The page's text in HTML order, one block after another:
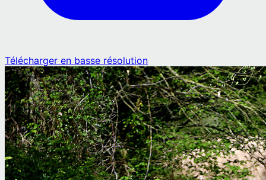
Télécharger en basse résolution